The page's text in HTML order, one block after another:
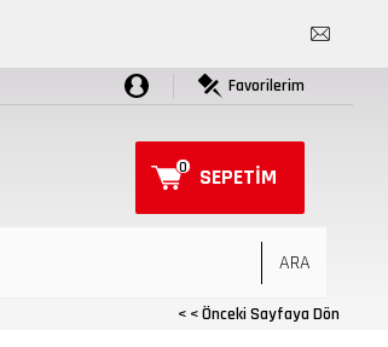
Favorilerim
SEPETIM
0
< < Önceki Sayfaya Dön